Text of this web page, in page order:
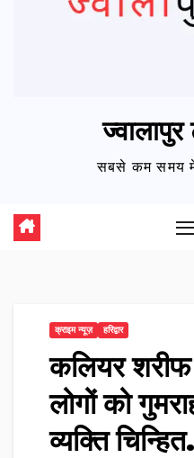
सबसे कम समय
क्राइम न्यूज़ हरिद्वार
कलियर
लोगों को
व्यक्ति